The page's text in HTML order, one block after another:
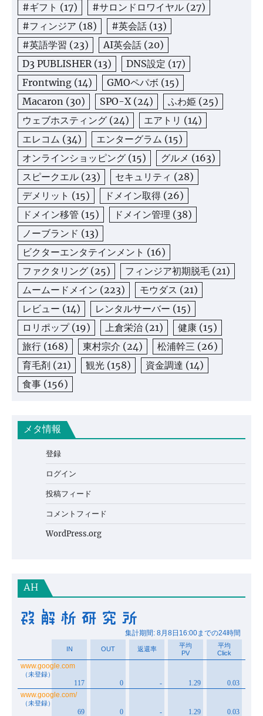
#ギフト (17) #サロンドロワイヤル (27)
#フィンジア (18) #英会話 (13)
#英語学習 (23) AI英会話 (20)
D3 PUBLISHER (13) DNS設定 (17)
Frontwing (14) GMOペパボ (15)
Macaron (30) SPO-X (24) ふわ姫 (25)
ウェブホスティング (24) エアトリ (14)
エレコム (34) エンターグラム (15)
オンラインショッピング (15) グルメ (163)
スピークエル (23) セキュリティ (28)
デメリット (15) ドメイン取得 (26)
ドメイン移管 (15) ドメイン管理 (38)
ノーブランド (13)
ビクターエンタテインメント (16)
ファクタリング (25) フィンジア初期脱毛 (21)
ムームードメイン (223) モウダス (21)
レビュー (14) レンタルサーバー (15)
ロリポップ(19) 上倉栄治 (21) 健康 (15)
旅行 (168) 東村宗介 (24) 松浦幹三 (26)
育毛剤 (21) 観光 (158) 資金調達 (14)
食事 (156)
メタ情報
登録
ログイン
投稿フィード
コメントフィード
WordPress.org
AH